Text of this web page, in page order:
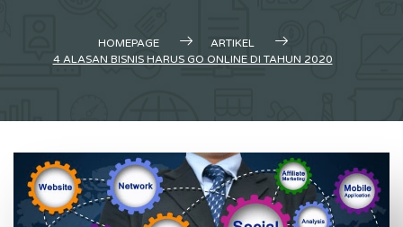
HOMEPAGE
ARTIKEL
4 ALASAN BISNIS HARUS GO ONLINE DI TAHUN 2020